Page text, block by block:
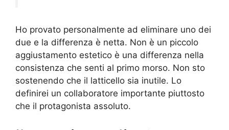
Ho provato personalmente ad eliminare uno dei
due e la differenza è netta. Non è un piccolo
aggiustamento estetico è una differenza nella
consistenza che senti al primo morso. Non sto
sostenendo che il latticello sia inutile. Lo
definirei un collaboratore importante piuttosto
che il protagonista assoluto.